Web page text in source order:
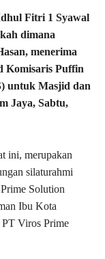
Fitri 1 Syawal
dimana
menerima
Komisaris Puffin
untuk Masjid dan
Jaya, Sabtu,
ini, merupakan
silaturahmi
Solution
Ibu Kota
Viros Prime